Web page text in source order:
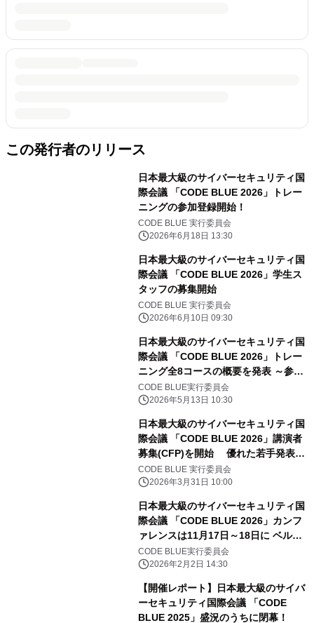
この発行者のリリース
日本最大級のサイバーセキュリティ国
際会議 「CODE BLUE 2026」トレー
ニングの参加登録開始！
CODE BLUE 実行委員会
2026年6月18日 13:30
日本最大級のサイバーセキュリティ国
際会議 「CODE BLUE 2026」学生ス
タッフの募集開始
CODE BLUE 実行委員会
2026年6月10日 09:30
日本最大級のサイバーセキュリティ国
際会議 「CODE BLUE 2026」トレー
ニング全8コースの概要を発表 ～参加
登録は6月初旬より～
CODE BLUE実行委員会
2026年5月13日 10:30
日本最大級のサイバーセキュリティ国
際会議 「CODE BLUE 2026」講演者
募集(CFP)を開始 優れた若手発表者
には研究奨励金も コンテスト・ワー
クショップの主催団体も募集開始
CODE BLUE 実行委員会
2026年3月31日 10:00
日本最大級のサイバーセキュリティ国
際会議 「CODE BLUE 2026」カンフ
ァレンスは11月17日～18日に ベルサ
ール高田馬場にて開催決定！事前参加
登録の受付開始
CODE BLUE実行委員会
2026年2月2日 14:30
【開催レポート】日本最大級のサイバ
ーセキュリティ国際会議 「CODE
BLUE 2025」盛況のうちに閉幕！